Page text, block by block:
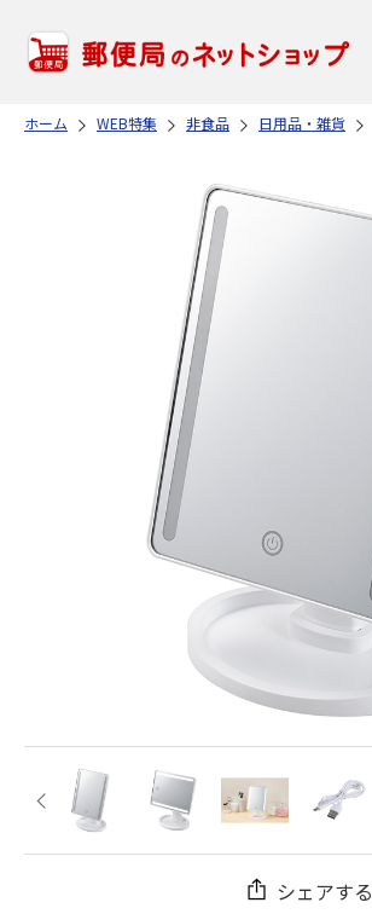
ホーム WEB特集 非食品 日用品・雑貨
シェアする